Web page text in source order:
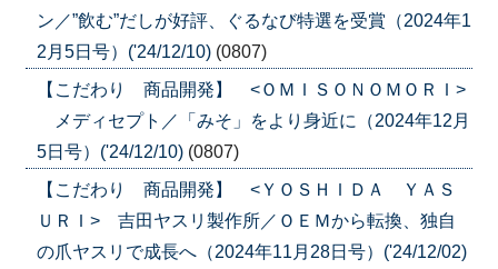
ン／”飲む”だしが好評、ぐるなび特選を受賞（2024年1
2月5日号）('24/12/10) (0807)
【こだわり 商品開発】 <ＯＭＩＳＯＮＯＭＯＲＩ>
メディセプト／「みそ」をより身近に（2024年12月
5日号）('24/12/10) (0807)
【こだわり 商品開発】 <ＹＯＳＨＩＤＡ ＹＡＳ
ＵＲＩ> 吉田ヤスリ製作所／ＯＥＭから転換、独自
の爪ヤスリで成長へ（2024年11月28日号）('24/12/02)